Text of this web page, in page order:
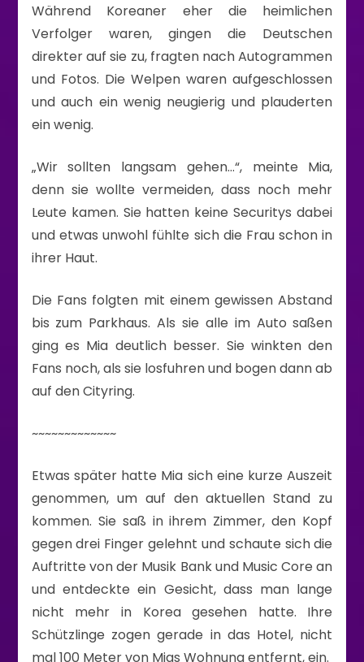
Während Koreaner eher die heimlichen
Verfolger waren, gingen die Deutschen
direkter auf sie zu, fragten nach Autogrammen
und Fotos. Die Welpen waren aufgeschlossen
und auch ein wenig neugierig und plauderten
ein wenig.
„Wir sollten langsam gehen…“, meinte Mia,
denn sie wollte vermeiden, dass noch mehr
Leute kamen. Sie hatten keine Securitys dabei
und etwas unwohl fühlte sich die Frau schon in
ihrer Haut.
Die Fans folgten mit einem gewissen Abstand
bis zum Parkhaus. Als sie alle im Auto saßen
ging es Mia deutlich besser. Sie winkten den
Fans noch, als sie losfuhren und bogen dann ab
auf den Cityring.
~~~~~~~~~~~~~
Etwas später hatte Mia sich eine kurze Auszeit
genommen, um auf den aktuellen Stand zu
kommen. Sie saß in ihrem Zimmer, den Kopf
gegen drei Finger gelehnt und schaute sich die
Auftritte von der Musik Bank und Music Core an
und entdeckte ein Gesicht, dass man lange
nicht mehr in Korea gesehen hatte. Ihre
Schützlinge zogen gerade in das Hotel, nicht
mal 100 Meter von Mias Wohnung entfernt, ein.